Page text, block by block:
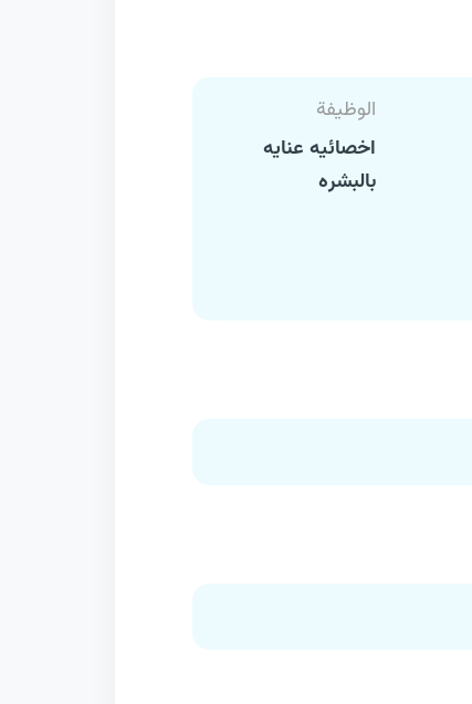
الوظيفة
اخصائيه عنايه
بالبشره